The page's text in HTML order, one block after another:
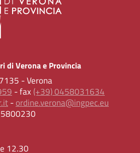
di Verona e Provincia
- Verona
- fax (+39) 0458031634
-ordine.verona@ingpec.eu
12.30